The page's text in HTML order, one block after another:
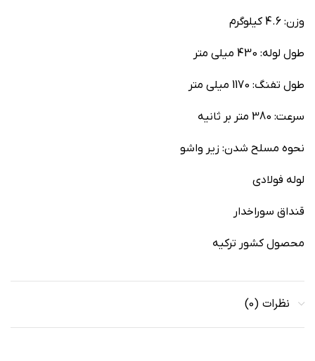
وزن: 4.6 کیلوگرم
طول لوله: 430 میلی متر
طول تفنگ: 1170 میلی متر
سرعت: 380 متر بر ثانیه
نحوه مسلح شدن: زیر واشو
لوله فولادی
قنداق سوراخدار
محصول کشور ترکیه
نظرات (0)